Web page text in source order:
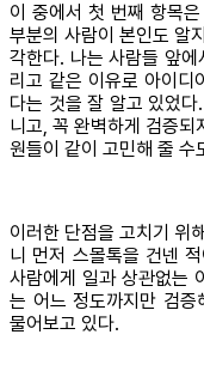
이 중에서 첫 번째 항목
부분의 사람이 본인도 알
각한다. 나는 사람들 앞
리고 같은 이유로 아이디
다는 것을 잘 알고 있었
니고, 꼭 완벽하게 검증되
원들이 같이 고민해 줄 수
이러한 단점을 고치기 위
니 먼저 스몰톡을 건넨
사람에게 일과 상관없는
는 어느 정도까지만 검
물어보고 있다.